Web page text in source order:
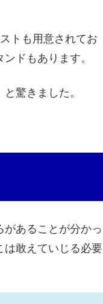
トも用意されてお
ドもあります。
驚きました。
あることが分かっ
は敢えていじる必要